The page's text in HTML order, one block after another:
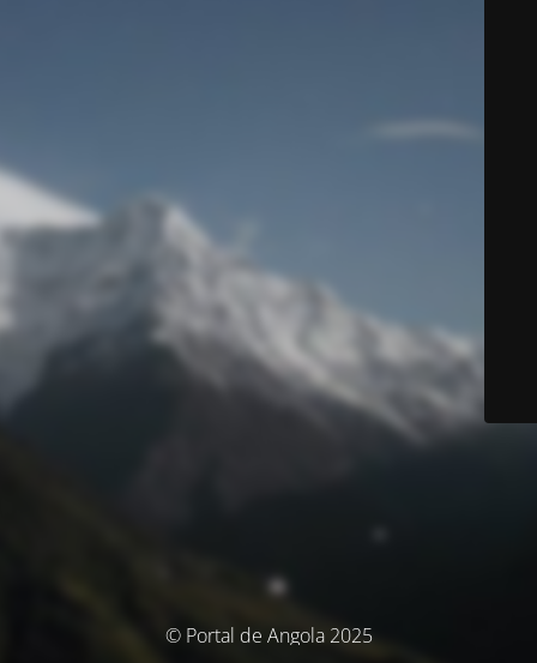
© Portal de Angola 2025